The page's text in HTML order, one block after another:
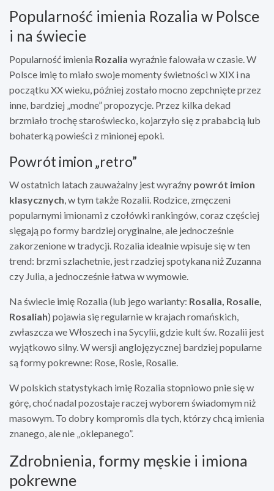
Popularność imienia Rozalia w Polsce
i na świecie
Popularność imienia Rozalia wyraźnie falowała w czasie. W
Polsce imię to miało swoje momenty świetności w XIX i na
początku XX wieku, później zostało mocno zepchnięte przez
inne, bardziej „modne” propozycje. Przez kilka dekad
brzmiało trochę staroświecko, kojarzyło się z prababcią lub
bohaterką powieści z minionej epoki.
Powrót imion „retro”
W ostatnich latach zauważalny jest wyraźny powrót imion
klasycznych, w tym także Rozalii. Rodzice, zmęczeni
popularnymi imionami z czołówki rankingów, coraz częściej
sięgają po formy bardziej oryginalne, ale jednocześnie
zakorzenione w tradycji. Rozalia idealnie wpisuje się w ten
trend: brzmi szlachetnie, jest rzadziej spotykana niż Zuzanna
czy Julia, a jednocześnie łatwa w wymowie.
Na świecie imię Rozalia (lub jego warianty: Rosalia, Rosalie,
Rosaliah) pojawia się regularnie w krajach romańskich,
zwłaszcza we Włoszech i na Sycylii, gdzie kult św. Rozalii jest
wyjątkowo silny. W wersji anglojęzycznej bardziej popularne
są formy pokrewne: Rose, Rosie, Rosalie.
W polskich statystykach imię Rozalia stopniowo pnie się w
górę, choć nadal pozostaje raczej wyborem świadomym niż
masowym. To dobry kompromis dla tych, którzy chcą imienia
znanego, ale nie „oklepanego”.
Zdrobnienia, formy męskie i imiona
pokrewne